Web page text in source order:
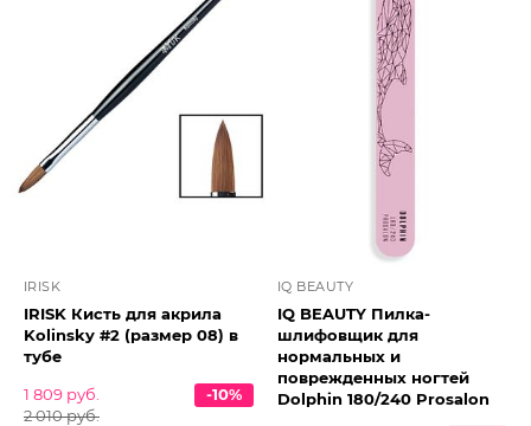
IRISK
IRISK Кисть для акрила
Kolinsky #2 (размер 08) в
тубе
1 809 руб.
2 010 руб.
-10%
IQ BEAUTY
IQ BEAUTY Пилка-
шлифовщик для
нормальных и
поврежденных ногтей
Dolphin 180/240 Prosalon